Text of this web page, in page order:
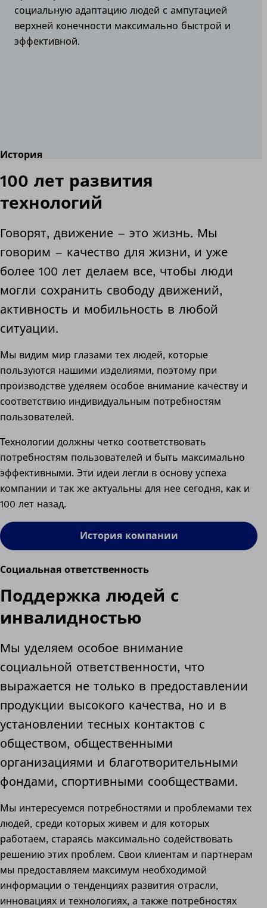
социальную адаптацию людей с ампутацией
верхней конечности максимально быстрой и
эффективной.
История
100 лет развития
технологий
Говорят, движение – это жизнь. Мы
говорим – качество для жизни, и уже
более 100 лет делаем все, чтобы люди
могли сохранить свободу движений,
активность и мобильность в любой
ситуации.
Мы видим мир глазами тех людей, которые
пользуются нашими изделиями, поэтому при
производстве уделяем особое внимание качеству и
соответствию индивидуальным потребностям
пользователей.
Технологии должны четко соответствовать
потребностям пользователей и быть максимально
эффективными. Эти идеи легли в основу успеха
компании и так же актуальны для нее сегодня, как и
100 лет назад.
История компании
Социальная ответственность
Поддержка людей с
инвалидностью
Мы уделяем особое внимание
социальной ответственности, что
выражается не только в предоставлении
продукции высокого качества, но и в
установлении тесных контактов с
обществом, общественными
организациями и благотворительными
фондами, спортивными сообществами.
Мы интересуемся потребностями и проблемами тех
людей, среди которых живем и для которых
работаем, стараясь максимально содействовать
решению этих проблем. Свои клиентам и партнерам
мы предоставляем максимум необходимой
информации о тенденциях развития отрасли,
инновациях и технологиях, а также потребностях